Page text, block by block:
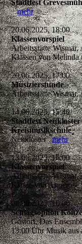
Stadtfest
mehr
20.06.2025, 18:00
Klassenvorspiel
Arbeitsstätte
Klassen von
20.06.2025, 17:00
Musizierstunde
Arbeitsstätte
14.06.2025, 15:40
Stadtfest
Kreismusikschule
Neuklostermehr
13.06.2025, 16:00
Klassenvorspiel
Arbeitsstätte
Klasse von
08.06.2025, 10:00
Schlagsophon
Gostorf, Das
13:00 Uhr Musik